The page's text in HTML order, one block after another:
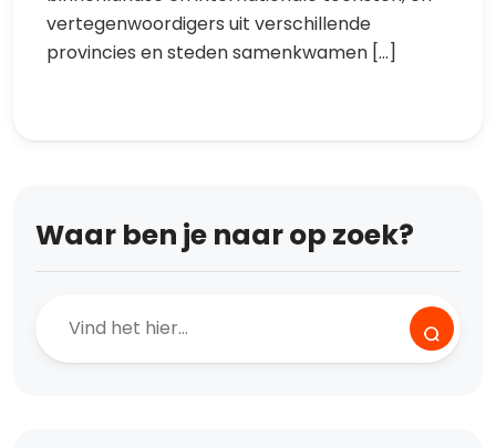
vertegenwoordigers uit verschillende
provincies en steden samenkwamen […]
Waar ben je naar op zoek?